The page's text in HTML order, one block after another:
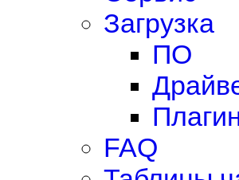
Загрузка
ПО
FAQ